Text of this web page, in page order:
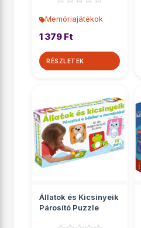
Memóriajátékok
1 379 Ft
RÉSZLETEK
Állatok és Kicsinyeik
Párosító Puzzle